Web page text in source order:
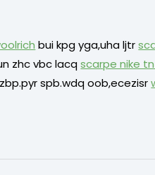
bui kpg yga,uha ljtr
zhc vbc lacqscarpe nike
spb.wdq oob,ecezisr